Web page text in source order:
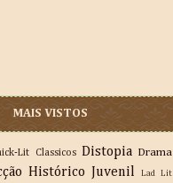
MAIS VISTOS
Lit Classicos Distopia Drama
Histórico Juvenil Lad Lit